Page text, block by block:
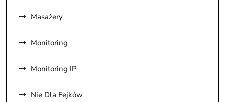
Masażery
Monitoring
Monitoring IP
Nie Dla Fejków